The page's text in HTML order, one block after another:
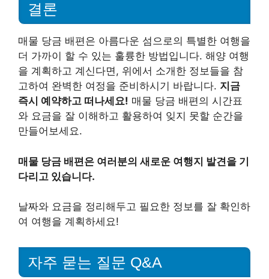
결론
매물 당금 배편은 아름다운 섬으로의 특별한 여행을
더 가까이 할 수 있는 훌륭한 방법입니다. 해양 여행
을 계획하고 계신다면, 위에서 소개한 정보들을 참
고하여 완벽한 여정을 준비하시기 바랍니다. 지금
즉시 예약하고 떠나세요! 매물 당금 배편의 시간표
와 요금을 잘 이해하고 활용하여 잊지 못할 순간을
만들어보세요.
매물 당금 배편은 여러분의 새로운 여행지 발견을 기
다리고 있습니다.
날짜와 요금을 정리해두고 필요한 정보를 잘 확인하
여 여행을 계획하세요!
자주 묻는 질문 Q&A